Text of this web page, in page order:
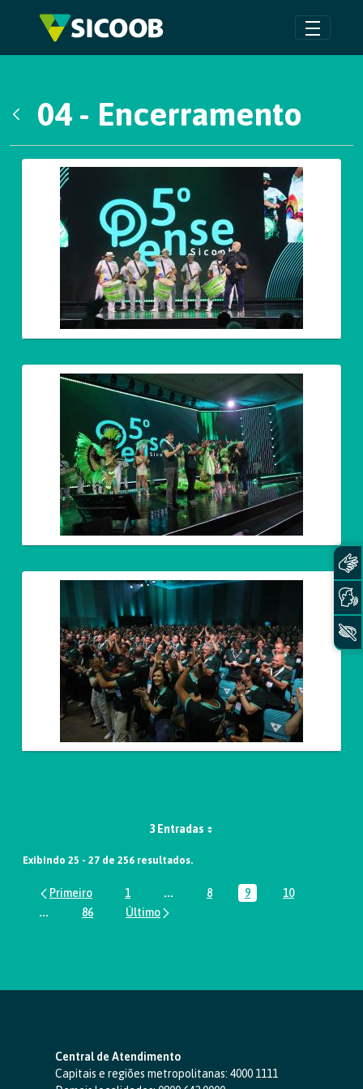
Pular para o Conteúdo principal
04 - Encerramento
Galeria de Mídias
3 Entradas
Exibindo 25 - 27 de 256 resultados.
Página
1 ...Páginas intermediárias Usar ABA
Página
8 Página
9 Página
10
...Páginas intermediárias Usar ABA para navegar.
Página
86
Central de Atendimento
Capitais e regiões metropolitanas: 4000 1111